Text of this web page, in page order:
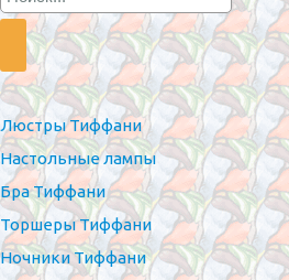
Люстры Тиффани
Настольные лампы
Бра Тиффани
Торшеры Тиффани
Ночники Тиффани